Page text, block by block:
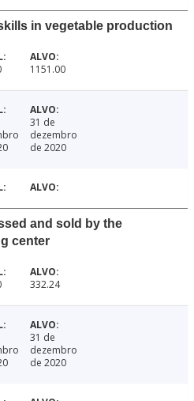
in vegetable production
1151.00
31 de
dezembro
de 2020
and sold by the
center
332.24
31 de
dezembro
de 2020